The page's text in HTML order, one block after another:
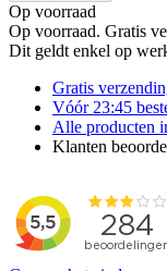
Op voorraad
Op voorraad. Gratis
Dit geldt enkel op
Gratis
Vóór 23:45
Alle producten
Klanten